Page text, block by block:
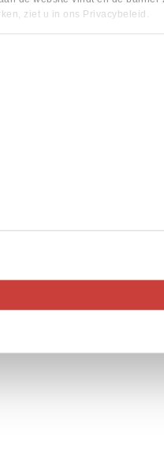
ziet u in ons Privacybeleid.